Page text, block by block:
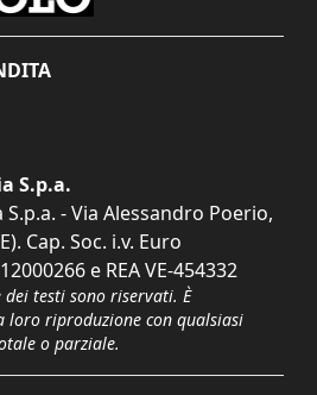
S.p.a.
- Via Alessandro Poerio,
Cap. Soc. i.v. Euro
e REA VE-454332
testi sono riservati. È
loro riproduzione con qualsiasi
o parziale.